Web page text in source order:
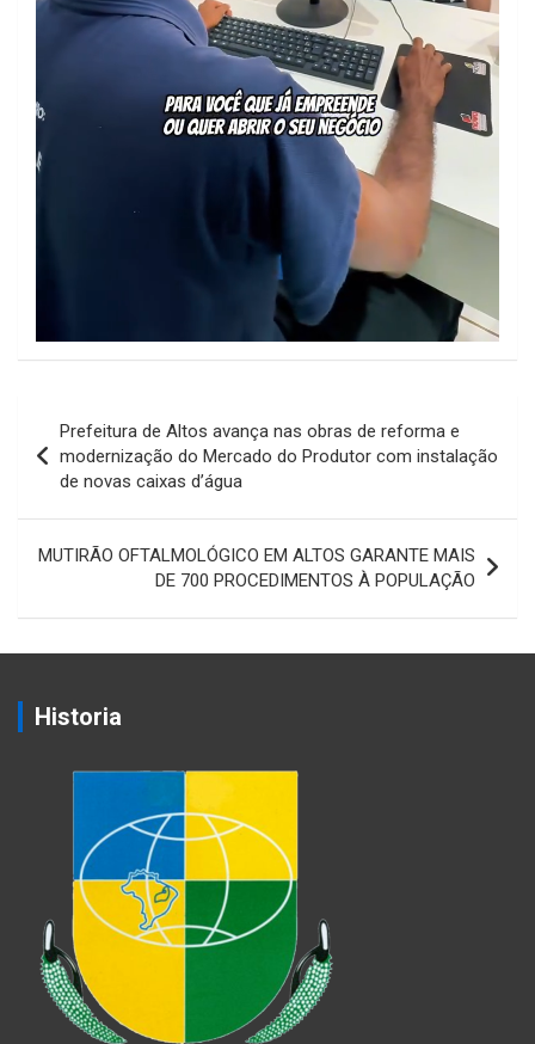
de
Post
Prefeitura de Altos avança nas obras de reforma e
modernização do Mercado do Produtor com instalação
de novas caixas d’água
MUTIRÃO OFTALMOLÓGICO EM ALTOS GARANTE MAIS
DE 700 PROCEDIMENTOS À POPULAÇÃO
Historia